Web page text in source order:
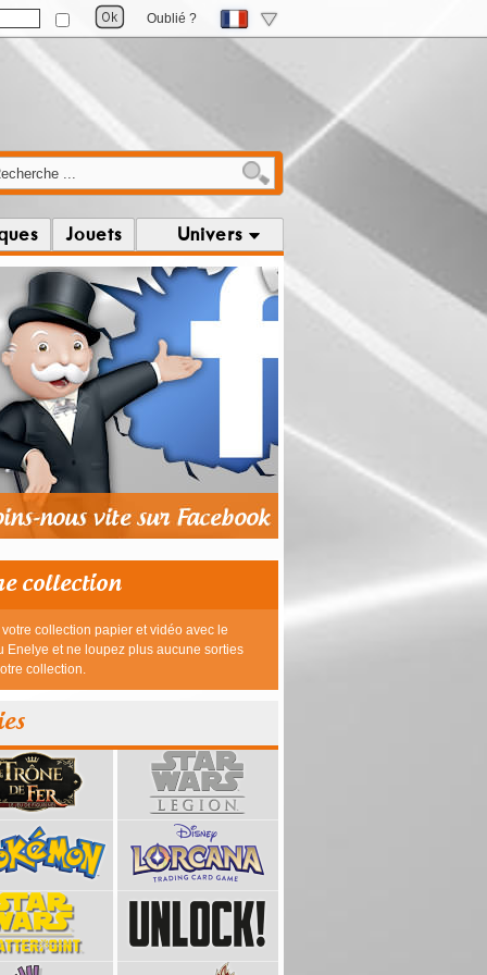
Oublié ?
Jouets Univers
39,95 € 23,95 €
collection
collection papier et vidéo avec le
Enelye et ne loupez plus aucune sorties
collection.